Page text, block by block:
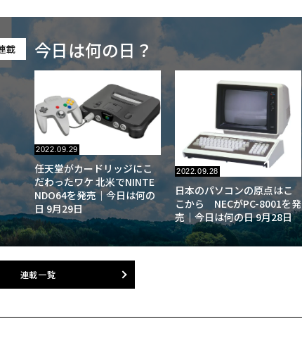
載 今日は何の日？
2022.09.29 176
任天堂がカードリッジにこ
だわったワケ 北米でNINTE
NDO64を発売｜今日は何の
日 9月29日
2022.09.28 175
日本のパソコンの原点はこ
こから NECがPC-8001を発
売｜今日は何の日 9月28日
連載一覧